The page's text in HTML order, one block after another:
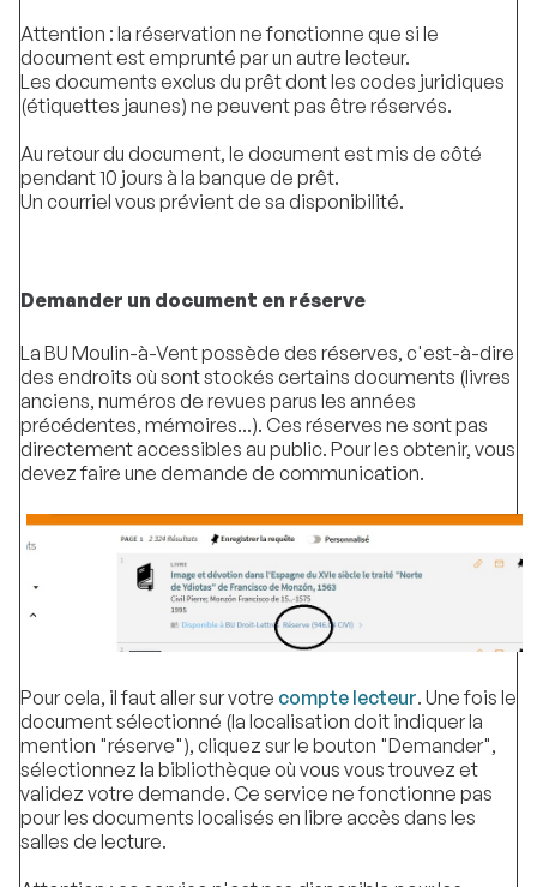
Attention : la réservation ne fonctionne que si le
document est emprunté par un autre lecteur.
Les documents exclus du prêt dont les codes juridiques
(étiquettes jaunes) ne peuvent pas être réservés.
Au retour du document, le document est mis de côté
pendant 10 jours à la banque de prêt.
Un courriel vous prévient de sa disponibilité.
Demander un document en réserve
La BU Moulin-à-Vent possède des réserves, c'est-à-dire
des endroits où sont stockés certains documents (livres
anciens, numéros de revues parus les années
précédentes, mémoires...). Ces réserves ne sont pas
directement accessibles au public. Pour les obtenir, vous
devez faire une demande de communication.
Pour cela, il faut aller sur votre compte lecteur. Une fois le
document sélectionné (la localisation doit indiquer la
mention "réserve"), cliquez sur le bouton "Demander",
sélectionnez la bibliothèque où vous vous trouvez et
validez votre demande. Ce service ne fonctionne pas
pour les documents localisés en libre accès dans les
salles de lecture.